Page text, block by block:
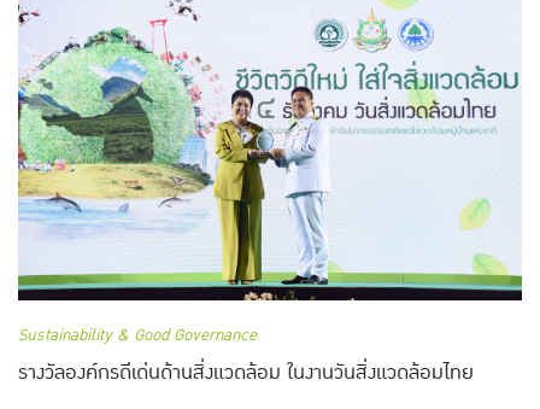
Sustainability & Good Governance
รางวัลองค์กรดีเด่นด้านสิ่งแวดล้อม ในงานวันสิ่งแวดล้อมไทย